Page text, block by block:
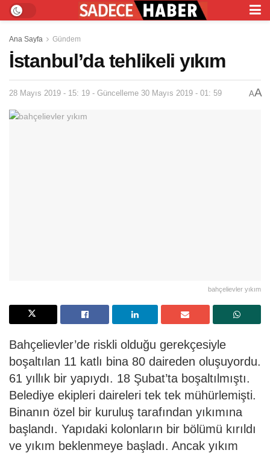
Ana Sayfa Gündem
İstanbul’da tehlikeli yıkım
28 Mayıs 2019 - 15: 19 - Güncelleme 30 Mayıs 2019 - 01: 59 AA
bahçelievler yıkım
Bahçelievler’de riskli olduğu gerekçesiyle
boşaltılan 11 katlı bina 80 daireden oluşuyordu.
61 yıllık bir yapıydı. 18 Şubat’ta boşaltılmıştı.
Belediye ekipleri daireleri tek tek mühürlemişti.
Binanın özel bir kuruluş tarafından yıkımına
başlandı. Yapıdaki kolonların bir bölümü kırıldı
ve yıkım beklenmeye başladı. Ancak yıkım